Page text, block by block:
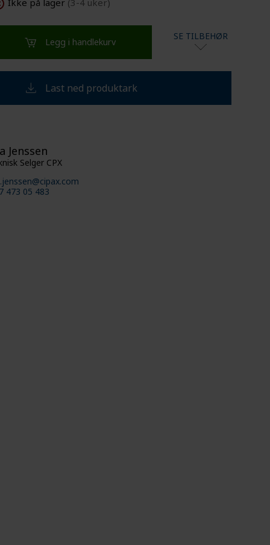
Ikke på lager (3-4 uker)
Legg i handlekurv SE TILBEHØR
Last ned produktark
Jenssen
Selger CPX
473 05 483